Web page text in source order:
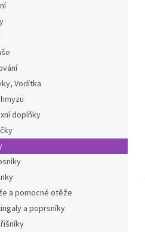
Vodítka
doplňky
a pomocné otěže
a poprsníky